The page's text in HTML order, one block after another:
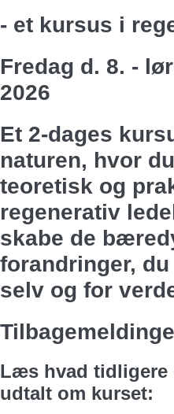
- et kursus i
Fredag d. 8. -
2026
Et 2-dages
naturen, hvor
teoretisk og
regenerativ
skabe de
forandringer,
selv og for
Læs hvad tidligere
udtalt om kurset: